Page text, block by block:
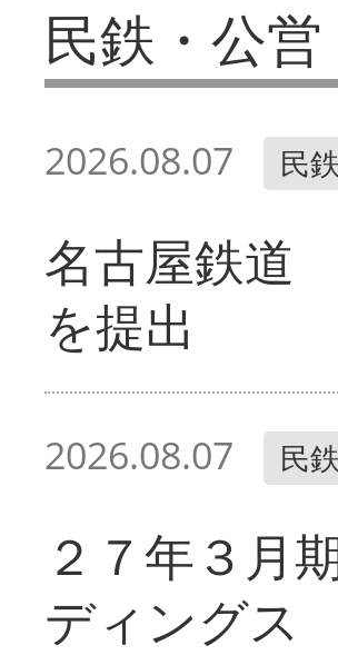
民鉄・公
2026.08.07 民
名古屋鉄道
を提出
2026.08.07 民
２７年３月
ディングス